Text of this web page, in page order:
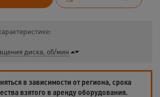
диска, об/мин
в зависимости от региона, срока
взятого в аренду оборудования.